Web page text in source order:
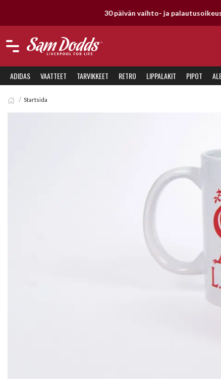
ADIDAS VAATTEET TARVIKKEET RETRO LIPPALAKIT PIPOT
Startsida